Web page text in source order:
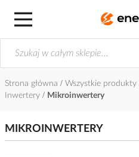
Strona główna Wszystkie produkty
Inwertery
Mikroinwertery
MIKROINWERTERY